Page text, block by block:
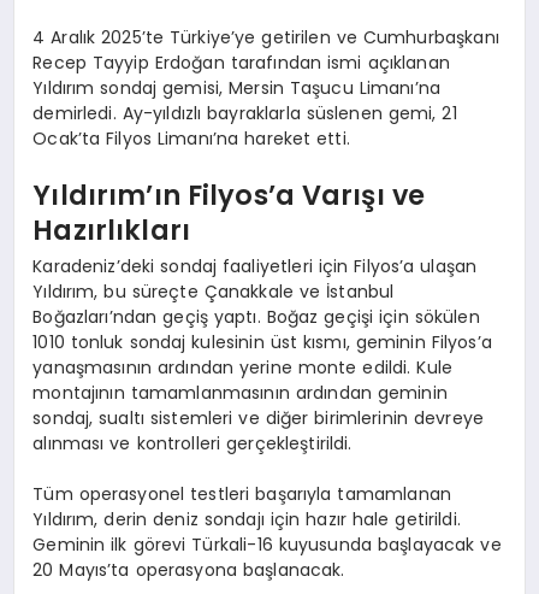
4 Aralık 2025’te Türkiye’ye getirilen ve Cumhurbaşkanı
Recep Tayyip Erdoğan tarafından ismi açıklanan
Yıldırım sondaj gemisi, Mersin Taşucu Limanı’na
demirledi. Ay-yıldızlı bayraklarla süslenen gemi, 21
Ocak’ta Filyos Limanı’na hareket etti.
Yıldırım’ın Filyos’a Varışı ve
Hazırlıkları
Karadeniz’deki sondaj faaliyetleri için Filyos’a ulaşan
Yıldırım, bu süreçte Çanakkale ve İstanbul
Boğazları’ndan geçiş yaptı. Boğaz geçişi için sökülen
1010 tonluk sondaj kulesinin üst kısmı, geminin Filyos’a
yanaşmasının ardından yerine monte edildi. Kule
montajının tamamlanmasının ardından geminin
sondaj, sualtı sistemleri ve diğer birimlerinin devreye
alınması ve kontrolleri gerçekleştirildi.
Tüm operasyonel testleri başarıyla tamamlanan
Yıldırım, derin deniz sondajı için hazır hale getirildi.
Geminin ilk görevi Türkali-16 kuyusunda başlayacak ve
20 Mayıs’ta operasyona başlanacak.